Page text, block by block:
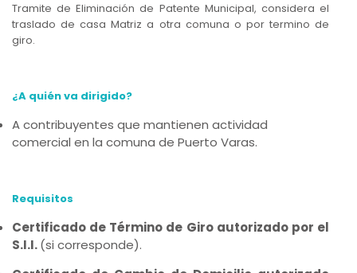
Tramite de Eliminación de Patente Municipal, considera el
traslado de casa Matriz a otra comuna o por termino de
giro.
¿A quién va dirigido?
A contribuyentes que mantienen actividad
comercial en la comuna de Puerto Varas.
Requisitos
Certificado de Término de Giro autorizado por el
S.I.I.(si corresponde).